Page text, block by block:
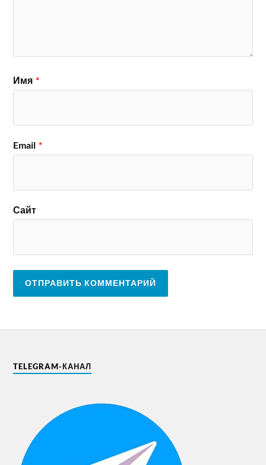
Имя *
Email *
Сайт
TELEGRAM-КАНАЛ